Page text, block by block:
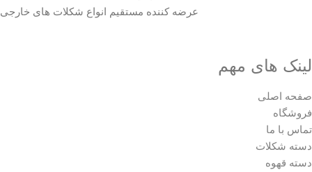
لینک های مهم
صفحه اصلی
فروشگاه
تماس با ما
دسته شکلات
دسته قهوه
عرضه کننده مستقیم انواع شکلات های خارجی